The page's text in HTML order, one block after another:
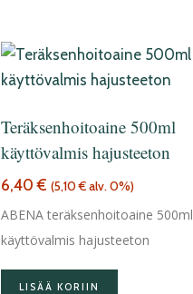
Teräksenhoitoaine 500ml
käyttövalmis hajusteeton
6,40€ (5,10€alv. 0%)
ABENA teräksenhoitoaine 500ml
käyttövalmis hajusteeton
LISÄÄ KORIIN